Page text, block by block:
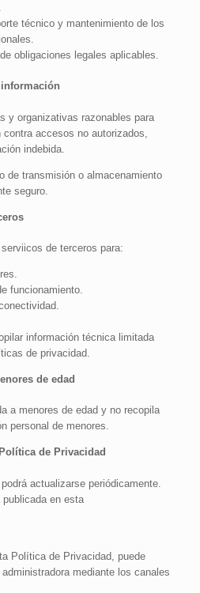
técnico y mantenimiento de los
obligaciones legales aplicables.
y organizativas razonables para
accesos no autorizados,
indebida.
de transmisión o almacenamiento
seguro.
de terceros para:
funcionamiento.
información técnica limitada
de privacidad.
de edad
a menores de edad y no recopila
personal de menores.
de Privacidad
actualizarse periódicamente.
en esta
Política de Privacidad, puede
mediante los canales